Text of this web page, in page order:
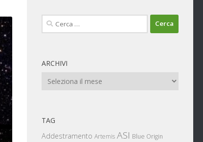
Ricerca
per:
ARCHIVI
Archivi
TAG
Addestramento Artemis ASI Blue Origin